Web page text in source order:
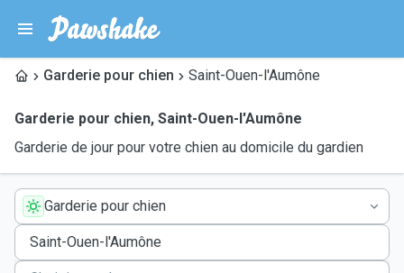
Garderie pour chien Saint-Ouen-l'Aumône
Garderie pour chien, Saint-Ouen-l'Aumône
Garderie de jour pour votre chien au domicile du gardien
Garderie pour chien